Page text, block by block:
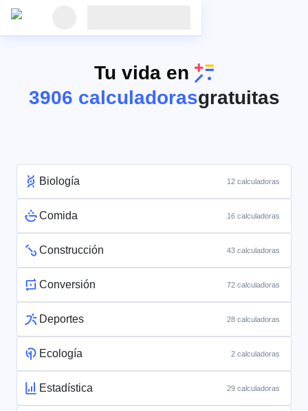
Tu vida en
3906 calculadorasgratuitas
Biología 12 calculadoras
Comida 16 calculadoras
Construcción 43 calculadoras
Conversión 72 calculadoras
Deportes 28 calculadoras
Ecología 2 calculadoras
Estadística 29 calculadoras